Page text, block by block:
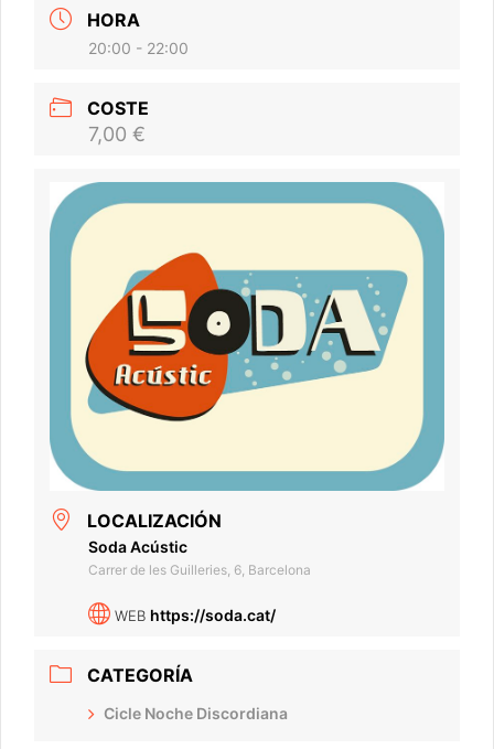
HORA
20:00 - 22:00
COSTE
7,00 €
LOCALIZACIÓN
Soda Acústic
Carrer de les Guilleries, 6, Barcelona
WEB https://soda.cat/
CATEGORÍA
Cicle Noche Discordiana